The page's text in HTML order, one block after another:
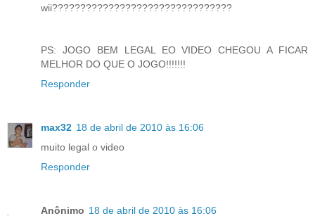
wii????????????????????????????????
PS: JOGO BEM LEGAL EO VIDEO CHEGOU A FICAR
MELHOR DO QUE O JOGO!!!!!!!
Responder
max32 18 de abril de 2010 às 16:06
muito legal o video
Responder
Anônimo 18 de abril de 2010 às 16:06